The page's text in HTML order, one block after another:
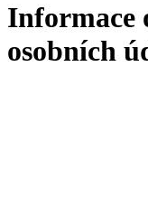
Informace
osobních